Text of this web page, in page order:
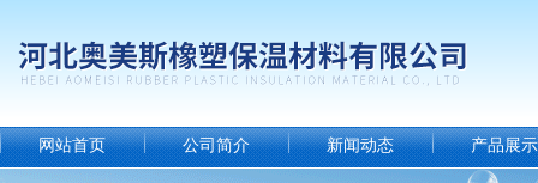
网站首页 公司简介 新闻动态 产品展示